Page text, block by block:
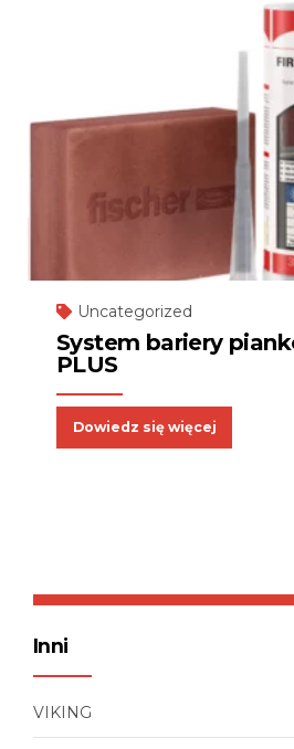
Uncategorized
System bariery
PLUS
Dowiedz się więcej
Inni
VIKING